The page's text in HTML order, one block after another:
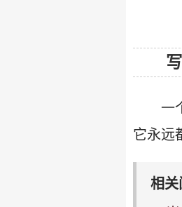
一
它永远
相关